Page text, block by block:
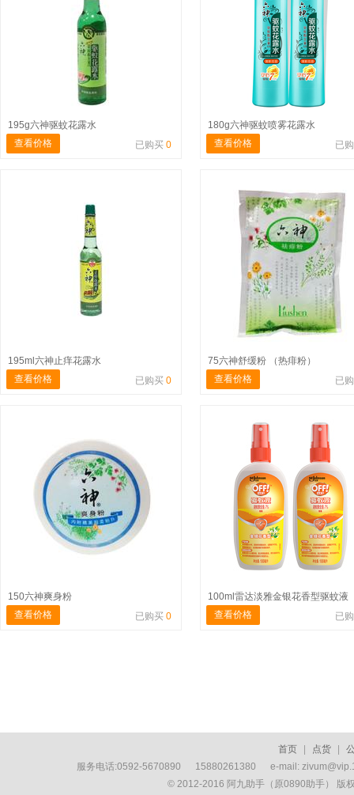
195g六神驱蚊花露水
查看价格
已购买 0
180g六神驱蚊喷雾花露水
查看价格
已
195ml六神止痒花露水
查看价格
已购买 0
75六神舒缓粉 （热痱粉）
查看价格
已
150六神爽身粉
查看价格
已购买 0
100ml雷达淡雅金银花香型驱蚊液
查看价格
已
首页 点货
服务电话:0592-5670890 15880261380 e-mail:
© 2012-2016 阿九助手（原0890助手） 版